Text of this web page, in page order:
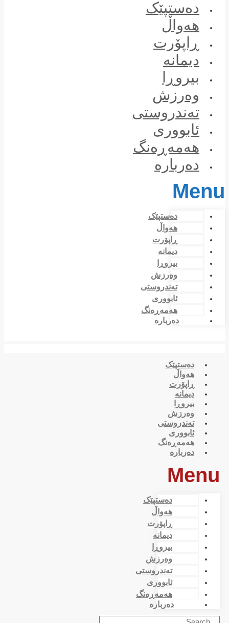
دەستپێک
هەواڵ
ڕاپۆرت
دیمانە
بیروڕا
وەرزش
تەندروستی
ئابووری
هەمەڕەنگ
دەربارە
Menu
دەستپێک
هەواڵ
ڕاپۆرت
دیمانە
بیروڕا
وەرزش
تەندروستی
ئابووری
هەمەڕەنگ
دەربارە
دەستپێک
هەواڵ
ڕاپۆرت
دیمانە
بیروڕا
وەرزش
تەندروستی
ئابووری
هەمەڕەنگ
دەربارە
Menu
دەستپێک
هەواڵ
ڕاپۆرت
دیمانە
بیروڕا
وەرزش
تەندروستی
ئابووری
هەمەڕەنگ
دەربارە